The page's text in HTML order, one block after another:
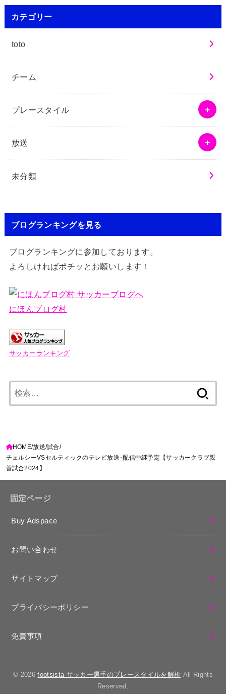
カテゴリー
toto
チーム
プレースタイル
放送
未分類
ブログランキングを見る
ブログランキングに参加しております。
よろしければポチッとお願いします！
にほんブログ村
サッカーランキング
索:
HOME 放送 試合
チェルシーVSセルティックのテレビ放送･配信中継予定【サッカークラブ親
善試合2024】
固定ページ
Buy Adspace
お問い合わせ
サイトマップ
プライバシーポリシー
免責事項
© 2026footsista-サッカー選手のプレースタイルを解析 All Rights
Reserved.